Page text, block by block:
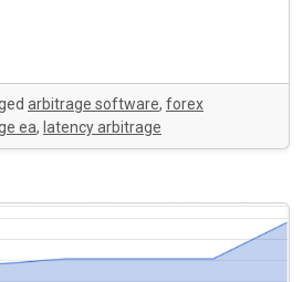
arbitrage software, forex
ea, latency arbitrage